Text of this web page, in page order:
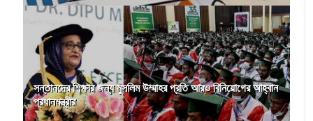
সন্তানদের শিক্ষার জন্য মুসলিম উম্মাহর প্রতি আরও বিনিয়োগের আহ্বান
প্রধানমন্ত্রীর